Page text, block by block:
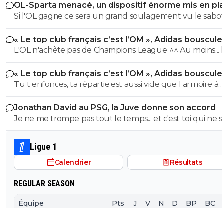
OL-Sparta menacé, un dispositif énorme mis en
Si l'OL gagne ce sera un grand soulagement vu le
incroyable du farfelu sans froc Fonseca au match allé.
perd ce sera aussi une grande victoire et une énorme
délivrance avec un possible licenciement de ce clown.
« Le top club français c’est l’OM », Adidas
PSG
L'OL n'achète pas de Champions League. ^^ Au moins... l'OM a
un point commun avec le PSG. Mdr Adidas ne se trompe pas
avec l'OL qui est une valeur sûre... contrairement à
« Le top club français c’est l’OM », Adidas
PSG
Tu t enfonces, ta répartie est aussi vide que l armoire à
trophées de ton club depuis 15 piges, t es juste une
gueule arrogante se pensant plus intelligent que les
alors que t es juste un pauvre clown empafé mdr
Jonathan David au PSG, la Juve donne son accord
Je ne me trompe pas tout le temps... et c'est toi qui ne
pas lire. ^^
Ligue 1
Calendrier Résultats
REGULAR SEASON
Équipe Pts J V N D BP BC